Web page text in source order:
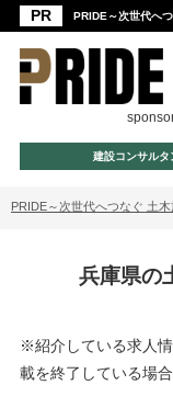
PRIDE～次世代へ
建設コンサルタ
PRIDE～次世代へつなぐ 土
兵庫県の
※紹介している求人
載を終了している場